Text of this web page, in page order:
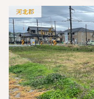
河北郡